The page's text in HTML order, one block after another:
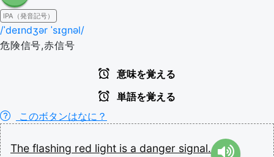
IPA（発音記号）
/ˈdeɪndʒər ˈsɪɡnəl/
危険信号,赤信号
意味を覚える
単語を覚える
このボタンはなに？
The flashing red light is a danger signal.